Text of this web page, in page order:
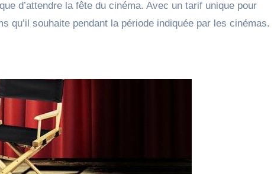
qu’il souhaite pendant la période indiquée par les cinémas.